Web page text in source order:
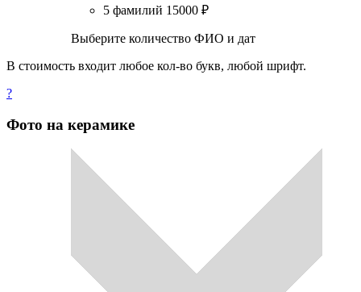
5 фамилий 15000 ₽
Выберите количество ФИО и дат
В стоимость входит любое кол-во букв, любой шрифт.
?
Фото на керамике